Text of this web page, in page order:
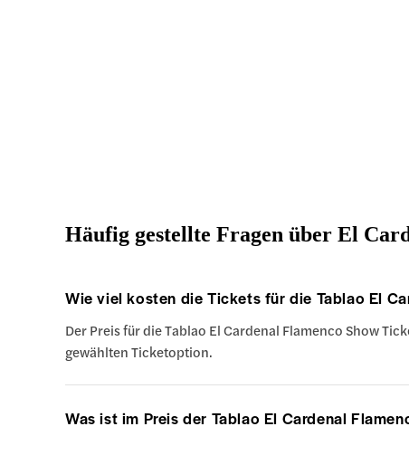
Häufig gestellte Fragen über El
Wie viel kosten die Tickets für die Tablao El
Der Preis für die Tablao El Cardenal Flamenco Show
gewählten Ticketoption.
Was ist im Preis der Tablao El Cardenal